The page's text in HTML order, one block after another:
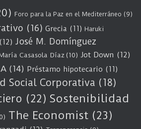
Foro para la Paz en el Mediterráneo (9)
(16) Grecia (11) Haruki
(12) José M. Domínguez
Casasola Díaz (10) Jot Down (12)
(14) Préstamo hipotecario (11)
Social Corporativa (18)
(22) Sostenibilidad
The Economist (23)